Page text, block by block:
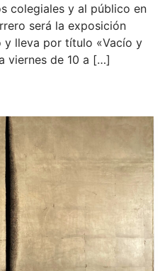
colegiales y al público en
será la exposición
y lleva por título «Vacío y
viernes de 10 a […]